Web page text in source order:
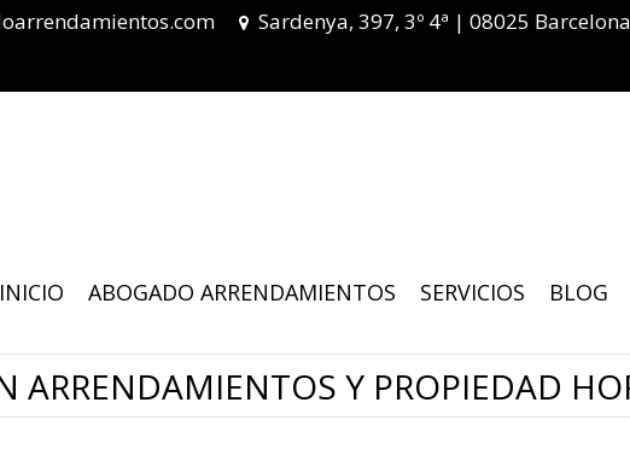
Sardenya, 397, 3º 4ª | 08025 Barcelona
INICIO ABOGADO ARRENDAMIENTOS SERVICIOS BLOG
ARRENDAMIENTOS Y PROPIEDAD